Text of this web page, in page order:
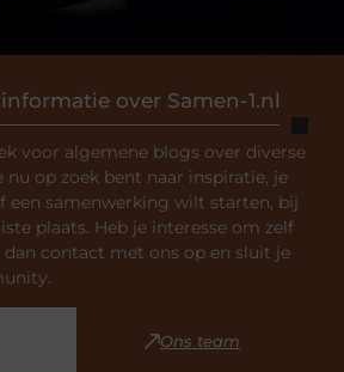
over Samen-1.nl
voor algemene blogs over diverse
nu op zoek bent naar inspiratie, je
een samenwerking wilt starten, bij
plaats. Heb je interesse om zelf
contact met ons op en sluit je
Ons team